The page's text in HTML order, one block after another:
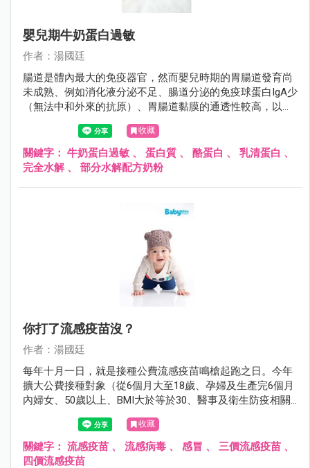
嬰兒期牛奶蛋白過敏
作者：湯國廷
腸道是體內最大的免疫器官，然而嬰兒時期的胃腸道發育尚
未成熟、例如消化液分泌不足、腸道分泌的免疫球蛋白IgA少
（無法中和外來的抗原）、胃腸道黏膜的通透性較高，以上
的種種因素造成外來的過敏原很容易透過腸黏膜進入人體，
誘發過敏反應。
收藏
關鍵字： 牛奶蛋白過敏 、 蛋白質 、 酪蛋白 、 乳清蛋白 、
完全水解、 部分水解配方奶粉
你打了流感疫苗沒？
作者：湯國廷
每年十月一日，就是接種公費流感疫苗鳴槍起跑之日。今年
擴大公費接種對象（從6個月大至18歲、孕婦及生產完6個月
內婦女、50歲以上、BMI大於等於30、醫事及衛生防疫相關
人員、禽畜業及動物防疫相關人員、重大傷病患者、居住於
安養院等長期機構者、罕見疾病者），希望藉由擴大接種，
減少即將而來的流感威脅。
收藏
關鍵字： 流感疫苗 、 流感病毒 、 感冒 、 三價流感疫苗 、
四價流感疫苗